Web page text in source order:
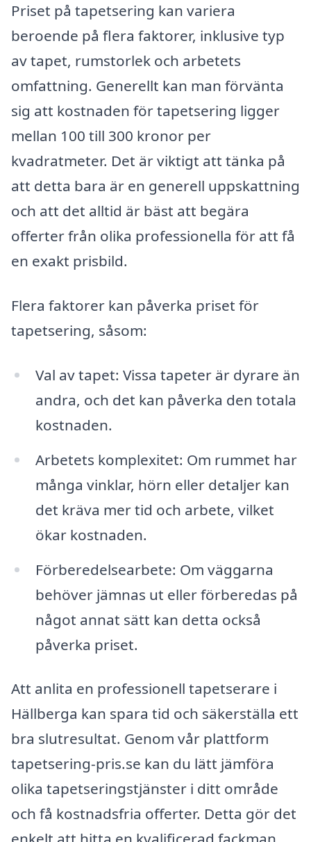
Priset på tapetsering kan variera
beroende på flera faktorer, inklusive typ
av tapet, rumstorlek och arbetets
omfattning. Generellt kan man förvänta
sig att kostnaden för tapetsering ligger
mellan 100 till 300 kronor per
kvadratmeter. Det är viktigt att tänka på
att detta bara är en generell uppskattning
och att det alltid är bäst att begära
offerter från olika professionella för att få
en exakt prisbild.
Flera faktorer kan påverka priset för
tapetsering, såsom:
Val av tapet: Vissa tapeter är dyrare än
andra, och det kan påverka den totala
kostnaden.
Arbetets komplexitet: Om rummet har
många vinklar, hörn eller detaljer kan
det kräva mer tid och arbete, vilket
ökar kostnaden.
Förberedelsearbete: Om väggarna
behöver jämnas ut eller förberedas på
något annat sätt kan detta också
påverka priset.
Att anlita en professionell tapetserare i
Hällberga kan spara tid och säkerställa ett
bra slutresultat. Genom vår plattform
tapetsering-pris.se kan du lätt jämföra
olika tapetseringstjänster i ditt område
och få kostnadsfria offerter. Detta gör det